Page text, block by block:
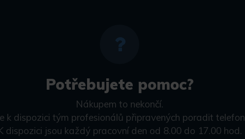
Potřebujete pomoc?
Nákupem to nekončí.
k dispozici tým profesionálů připravených poradit
dispozici jsou každý pracovní den od 8.00 do 17.00 hod.